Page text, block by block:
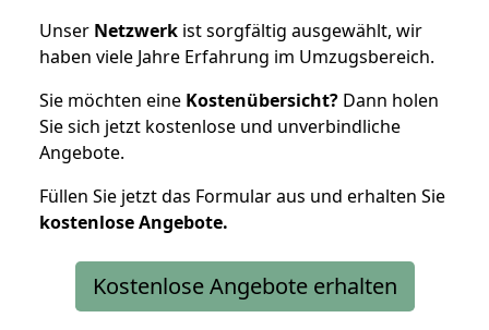
Unser Netzwerk ist sorgfältig ausgewählt, wir
haben viele Jahre Erfahrung im Umzugsbereich.
Sie möchten eine Kostenübersicht? Dann holen
Sie sich jetzt kostenlose und unverbindliche
Angebote.
Füllen Sie jetzt das Formular aus und erhalten Sie
kostenloseAngebote.
Kostenlose Angebote erhalten